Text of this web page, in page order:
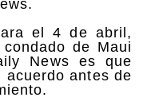
el 4 de abril,
de Maui
News es que
acuerdo antes de